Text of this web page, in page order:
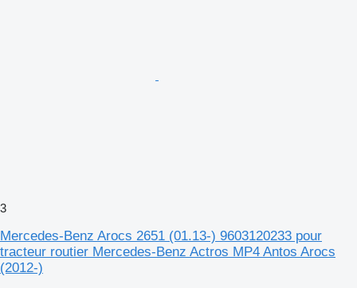
3
Mercedes-Benz Arocs 2651 (01.13-) 9603120233 pour
tracteur routier Mercedes-Benz Actros MP4 Antos Arocs
(2012-)